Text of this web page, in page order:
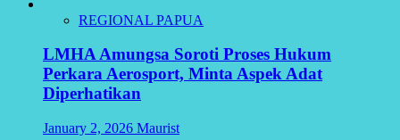
REGIONAL PAPUA
LMHA Amungsa Soroti Proses Hukum
Perkara Aerosport, Minta Aspek Adat
Diperhatikan
January 2, 2026 Maurist